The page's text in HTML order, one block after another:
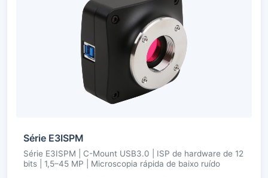
Série E3ISPM
Série E3ISPM | C-Mount USB3.0 | ISP de hardware de 12
bits | 1,5–45 MP | Microscopia rápida de baixo ruído